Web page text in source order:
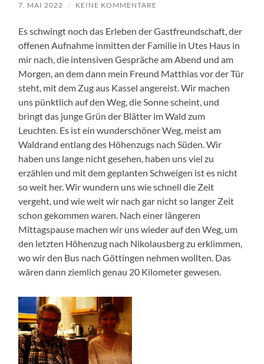
7. MAI 2022 / KEINE KOMMENTARE
Es schwingt noch das Erleben der Gastfreundschaft, der
offenen Aufnahme inmitten der Familie in Utes Haus in
mir nach, die intensiven Gespräche am Abend und am
Morgen, an dem dann mein Freund Matthias vor der Tür
steht, mit dem Zug aus Kassel angereist. Wir machen
uns pünktlich auf den Weg, die Sonne scheint, und
bringt das junge Grün der Blätter im Wald zum
Leuchten. Es ist ein wunderschöner Weg, meist am
Waldrand entlang des Höhenzugs nach Süden. Wir
haben uns lange nicht gesehen, haben uns viel zu
erzählen und mit dem geplanten Schweigen ist es nicht
so weit her. Wir wundern uns wie schnell die Zeit
vergeht, und wie weit wir nach gar nicht so langer Zeit
schon gekommen waren. Nach einer längeren
Mittagspause machen wir uns wieder auf den Weg, um
den letzten Höhenzug nach Nikolausberg zu erklimmen,
wo wir den Bus nach Göttingen nehmen wollten. Das
wären dann ziemlich genau 20 Kilometer gewesen.